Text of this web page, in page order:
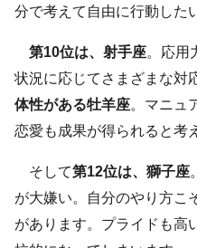
分で考えて自由に行動した
第10位は、射手座。応用
状況に応じてさまざまな対
体性がある牡羊座。マニュ
恋愛も成果が得られると考
そして第12位は、獅子座
が大嫌い。自分のやり方こ
があります。プライドも高